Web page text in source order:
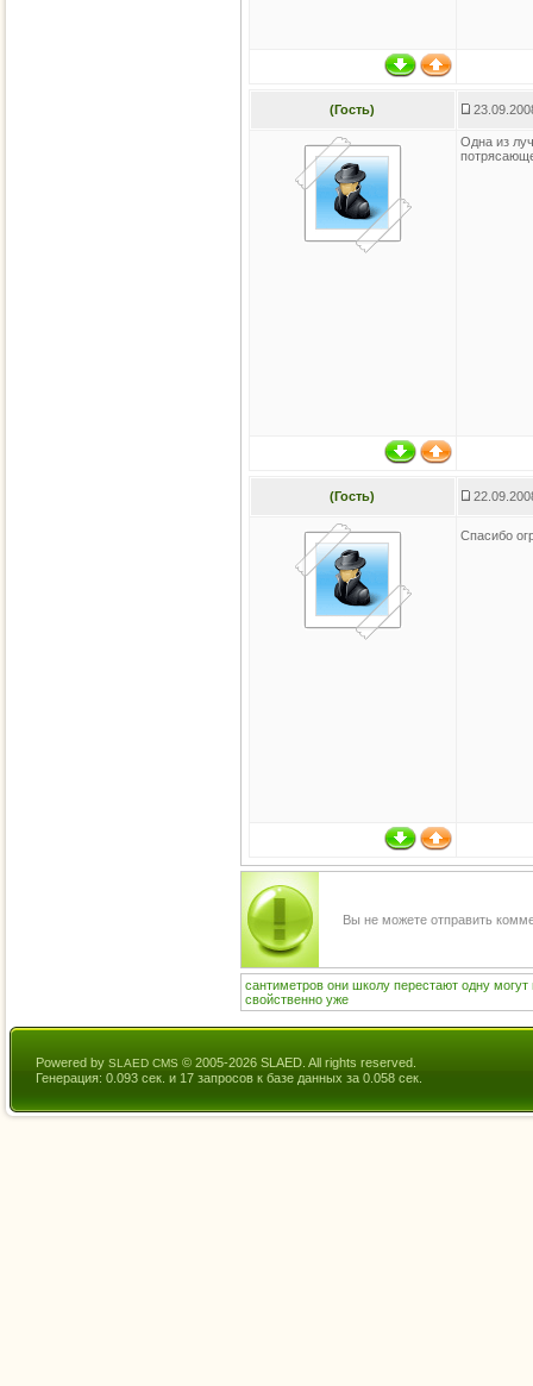
(Гость)
Одна из
(Гость)
Спасибо
Вы не можете отправить
сантиметров они школу перестают одну могут
свойственно уже
Powered by SLAED CMS © 2005-2026 SLAED. All rights reserved.
Генерация: 0.093 сек. и 17 запросов к базе данных за 0.058 сек.